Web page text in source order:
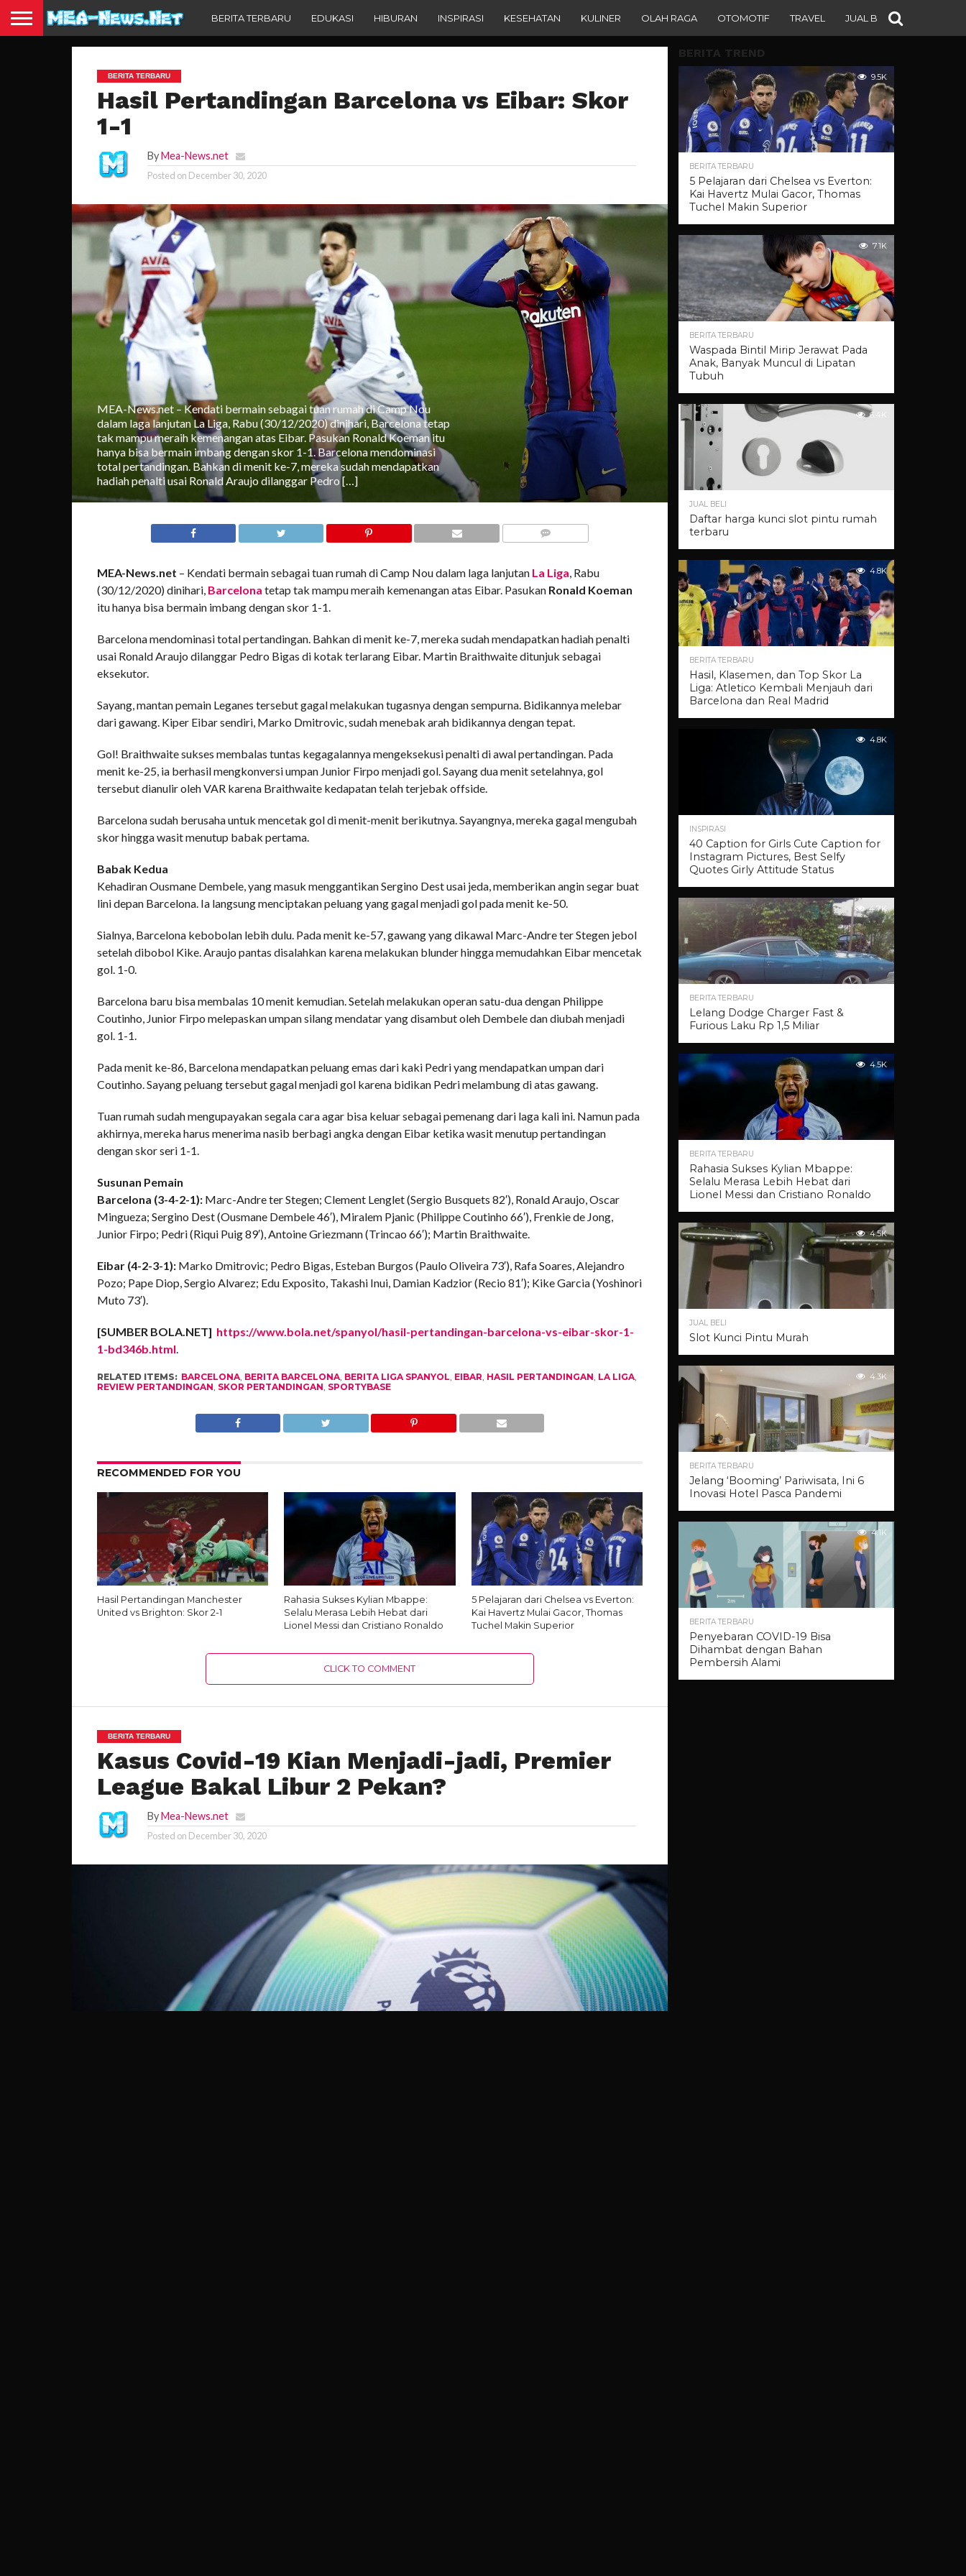
BERITA TERBARU EDUKASI HIBURAN INSPIRASI KESEHATAN KULINER OLAH RAGA OTOMOTIF TRAVEL JUAL BELI
BERITA TERBARU
Hasil Pertandingan Barcelona vs Eibar: Skor
1-1
ByMea-News.net
Posted on December 30, 2020
MEA-News.net – Kendati bermain sebagai tuan rumah di Camp Nou
dalam laga lanjutan La Liga, Rabu (30/12/2020) dinihari, Barcelona tetap
tak mampu meraih kemenangan atas Eibar. Pasukan Ronald Koeman itu
hanya bisa bermain imbang dengan skor 1-1. Barcelona mendominasi
total pertandingan. Bahkan di menit ke-7, mereka sudah mendapatkan
hadiah penalti usai Ronald Araujo dilanggar Pedro […]
MEA-News.net – Kendati bermain sebagai tuan rumah di Camp Nou dalam laga lanjutan La Liga , Rabu
(30/12/2020) dinihari, Barcelona tetap tak mampu meraih kemenangan atas Eibar. Pasukan Ronald Koeman
itu hanya bisa bermain imbang dengan skor 1-1.
Barcelona mendominasi total pertandingan. Bahkan di menit ke-7, mereka sudah mendapatkan hadiah penalti
usai Ronald Araujo dilanggar Pedro Bigas di kotak terlarang Eibar. Martin Braithwaite ditunjuk sebagai
eksekutor.
Sayang, mantan pemain Leganes tersebut gagal melakukan tugasnya dengan sempurna. Bidikannya melebar
dari gawang. Kiper Eibar sendiri, Marko Dmitrovic, sudah menebak arah bidikannya dengan tepat.
Gol! Braithwaite sukses membalas tuntas kegagalannya mengeksekusi penalti di awal pertandingan. Pada
menit ke-25, ia berhasil mengkonversi umpan Junior Firpo menjadi gol. Sayang dua menit setelahnya, gol
tersebut dianulir oleh VAR karena Braithwaite kedapatan telah terjebak offside.
Barcelona sudah berusaha untuk mencetak gol di menit-menit berikutnya. Sayangnya, mereka gagal mengubah
skor hingga wasit menutup babak pertama.
Babak Kedua
Kehadiran Ousmane Dembele, yang masuk menggantikan Sergino Dest usai jeda, memberikan angin segar buat
lini depan Barcelona. Ia langsung menciptakan peluang yang gagal menjadi gol pada menit ke-50.
Sialnya, Barcelona kebobolan lebih dulu. Pada menit ke-57, gawang yang dikawal Marc-Andre ter Stegen jebol
setelah dibobol Kike. Araujo pantas disalahkan karena melakukan blunder hingga memudahkan Eibar mencetak
gol. 1-0.
Barcelona baru bisa membalas 10 menit kemudian. Setelah melakukan operan satu-dua dengan Philippe
Coutinho, Junior Firpo melepaskan umpan silang mendatar yang disambut oleh Dembele dan diubah menjadi
gol. 1-1.
Pada menit ke-86, Barcelona mendapatkan peluang emas dari kaki Pedri yang mendapatkan umpan dari
Coutinho. Sayang peluang tersebut gagal menjadi gol karena bidikan Pedri melambung di atas gawang.
Tuan rumah sudah mengupayakan segala cara agar bisa keluar sebagai pemenang dari laga kali ini. Namun pada
akhirnya, mereka harus menerima nasib berbagi angka dengan Eibar ketika wasit menutup pertandingan
dengan skor seri 1-1.
Susunan Pemain
Barcelona (3-4-2-1):Marc-Andre ter Stegen; Clement Lenglet (Sergio Busquets 82′), Ronald Araujo, Oscar
Mingueza; Sergino Dest (Ousmane Dembele 46′), Miralem Pjanic (Philippe Coutinho 66′), Frenkie de Jong,
Junior Firpo; Pedri (Riqui Puig 89′), Antoine Griezmann (Trincao 66′); Martin Braithwaite.
Eibar (4-2-3-1):Marko Dmitrovic; Pedro Bigas, Esteban Burgos (Paulo Oliveira 73′), Rafa Soares, Alejandro
Pozo; Pape Diop, Sergio Alvarez; Edu Exposito, Takashi Inui, Damian Kadzior (Recio 81′); Kike Garcia (Yoshinori
Muto 73′).
[SUMBER BOLA.NET] https://www.bola.net/spanyol/hasil-pertandingan-barcelona-vs-eibar-skor-1-
1-bd346b.html
RELATED ITEMS: BARCELONA, BERITA BARCELONA, BERITA LIGA SPANYOL EIBAR HASIL PERTANDINGAN LA LIGA,
REVIEW PERTANDINGAN SKOR PERTANDINGAN SPORTYBASE
RECOMMENDED FOR YOU
Hasil Pertandingan Manchester
United vs Brighton: Skor 2-1
Rahasia Sukses Kylian Mbappe:
Selalu Merasa Lebih Hebat dari
Lionel Messi dan Cristiano Ronaldo
5 Pelajaran dari Chelsea vs Everton:
Kai Havertz Mulai Gacor, Thomas
Tuchel Makin Superior
CLICK TO COMMENT
BERITA TERBARU
Kasus Covid-19 Kian Menjadi-jadi, Premier
League Bakal Libur 2 Pekan?
ByMea-News.net
Posted on December 30, 2020
BERITA TREND
9.5K
BERITA TERBARU
5 Pelajaran dari Chelsea vs Everton:
Kai Havertz Mulai Gacor, Thomas
Tuchel Makin Superior
7.1K
BERITA TERBARU
Waspada Bintil Mirip Jerawat Pada
Anak, Banyak Muncul di Lipatan
Tubuh
6.4K
JUAL BELI
Daftar harga kunci slot pintu rumah
terbaru
4.8K
BERITA TERBARU
Hasil, Klasemen, dan Top Skor La
Liga: Atletico Kembali Menjauh dari
Barcelona dan Real Madrid
4.8K
INSPIRASI
40 Caption for Girls Cute Caption for
Instagram Pictures, Best Selfy
Quotes Girly Attitude Status
4.7K
BERITA TERBARU
Lelang Dodge Charger Fast &
Furious Laku Rp 1,5 Miliar
4.5K
BERITA TERBARU
Rahasia Sukses Kylian Mbappe:
Selalu Merasa Lebih Hebat dari
Lionel Messi dan Cristiano Ronaldo
4.5K
JUAL BELI
Slot Kunci Pintu Murah
4.3K
BERITA TERBARU
Jelang ‘Booming’ Pariwisata, Ini 6
Inovasi Hotel Pasca Pandemi
4.1K
BERITA TERBARU
Penyebaran COVID-19 Bisa
Dihambat dengan Bahan
Pembersih Alami